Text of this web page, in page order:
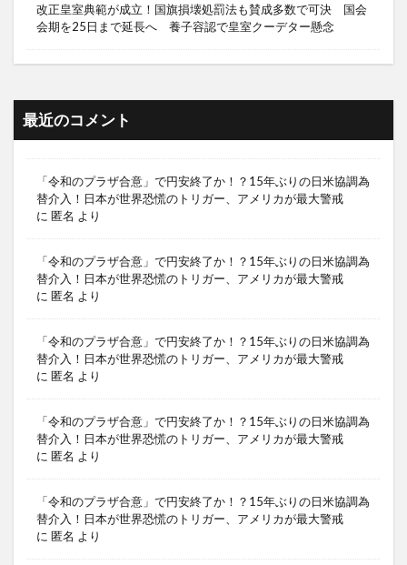
改正皇室典範が成立！国旗損壊処罰法も賛成多数で可決 国会
会期を25日まで延長へ 養子容認で皇室クーデター懸念
最近のコメント
「令和のプラザ合意」で円安終了か！？15年ぶりの日米協調為
替介入！日本が世界恐慌のトリガー、アメリカが最大警戒
に 匿名 より
「令和のプラザ合意」で円安終了か！？15年ぶりの日米協調為
替介入！日本が世界恐慌のトリガー、アメリカが最大警戒
に 匿名 より
「令和のプラザ合意」で円安終了か！？15年ぶりの日米協調為
替介入！日本が世界恐慌のトリガー、アメリカが最大警戒
に 匿名 より
「令和のプラザ合意」で円安終了か！？15年ぶりの日米協調為
替介入！日本が世界恐慌のトリガー、アメリカが最大警戒
に 匿名 より
「令和のプラザ合意」で円安終了か！？15年ぶりの日米協調為
替介入！日本が世界恐慌のトリガー、アメリカが最大警戒
に 匿名 より